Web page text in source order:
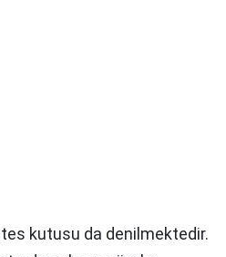
kutusu da denilmektedir.